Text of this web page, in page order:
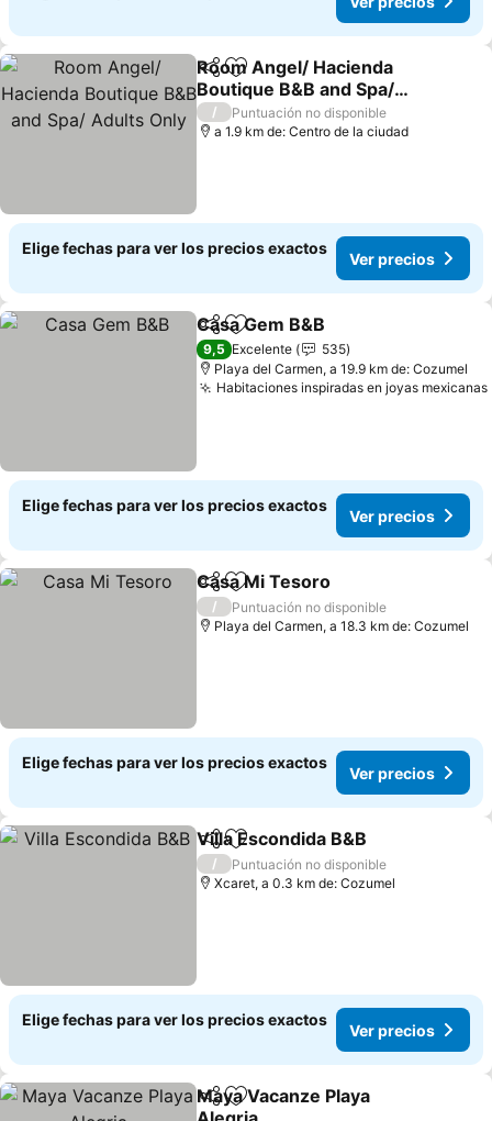
CompartirAgregar a favoritos
Room Angel/ Hacienda
Boutique B&B and Spa/
Adults Only
Ver precios
/
Puntuación no disponible
a 1.9 km de: Centro de la ciudad
Elige fechas para ver los precios exactos
Ver precios
CompartirAgregar a favoritos
Casa Gem B&B
9,5 Excelente
535
Playa del Carmen, a 19.9 km de: Cozumel
Habitaciones inspiradas en joyas mexicanas
Elige fechas para ver los precios exactos
Ver precios
CompartirAgregar a favoritos
Casa Mi Tesoro
/
Puntuación no disponible
Playa del Carmen, a 18.3 km de: Cozumel
Elige fechas para ver los precios exactos
Ver precios
CompartirAgregar a favoritos
Villa Escondida B&B
/
Puntuación no disponible
Xcaret, a 0.3 km de: Cozumel
Elige fechas para ver los precios exactos
Ver precios
CompartirAgregar a favoritos
Maya Vacanze Playa